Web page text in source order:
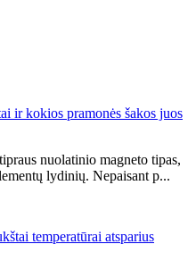
ir kokios pramonės šakos juos
nuolatinio magneto tipas,
lydinių. Nepaisant p...
temperatūrai atsparius